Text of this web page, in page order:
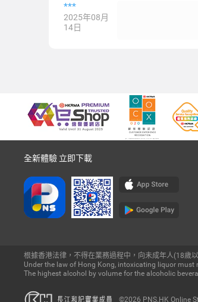
***
2025年08月
14日
全新體驗 立即下載
根據香港法律，不得在業務過程中，向未成年人(18歲
Under the law of Hong Kong, intoxicating liquor
The highest alcohol by volume for the alcoholic
©2026 PNS.HK Online